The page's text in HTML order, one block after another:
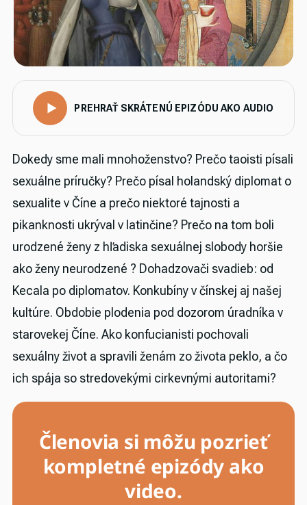
PREHRAŤ SKRÁTENÚ EPIZÓDU AKO AUDIO
Dokedy sme mali mnohoženstvo? Prečo taoisti písali
sexuálne príručky? Prečo písal holandský diplomat o
sexualite v Číne a prečo niektoré tajnosti a
pikanknosti ukrýval v latinčine? Prečo na tom boli
urodzené ženy z hľadiska sexuálnej slobody horšie
ako ženy neurodzené ? Dohadzovači svadieb: od
Kecala po diplomatov. Konkubíny v čínskej aj našej
kultúre. Obdobie plodenia pod dozorom úradníka v
starovekej Číne. Ako konfucianisti pochovali
sexuálny život a spravili ženám zo života peklo, a čo
ich spája so stredovekými cirkevnými autoritami?
Členovia si môžu pozrieť
kompletné epizódy ako
video.